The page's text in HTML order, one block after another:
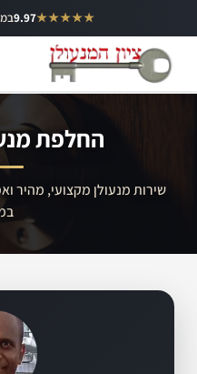
לתוכן
★★★★★
9.97 באר יעקב
ראשון לציון
רמלה
החלפת